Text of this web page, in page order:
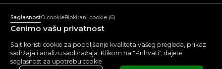
Pon-Pet: 10:00-18:00
mail@rband.pro
POGLEDAJTE
RECENZIJE
SaglasnostO cookieBlokirani cookie (6)
Cenimo vašu privatnost
Sajt koristi cookie za poboljšanje kvaliteta vašeg pregleda, prikaz
sadržaja i analizu saobraćaja. Klikom na "Prihvati", dajete
saglasnost za upotrebu cookie.